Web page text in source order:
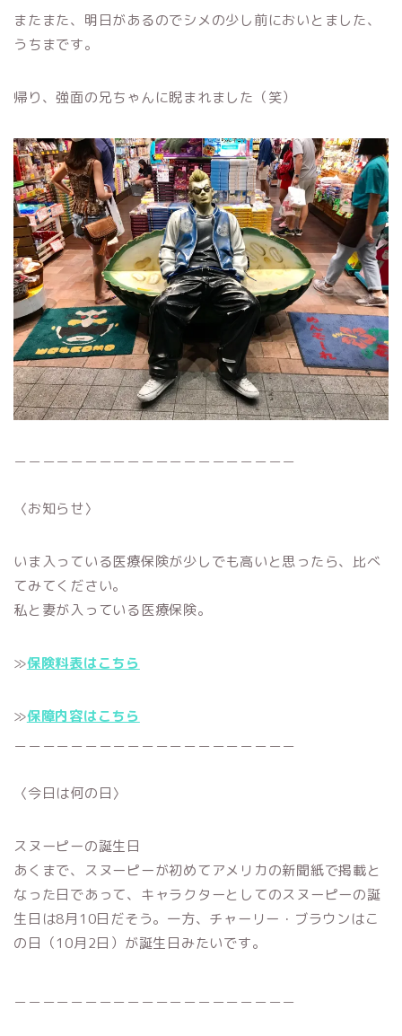
またまた、明日があるのでシメの少し前においとました、
うちまです。
帰り、強面の兄ちゃんに睨まれました（笑）
〈お知らせ〉
いま入っている医療保険が少しでも高いと思ったら、比べ
てみてください。
私と妻が入っている医療保険。
≫保険料表はこちら
≫保障内容はこちら
〈今日は何の日〉
スヌーピーの誕生日
あくまで、スヌーピーが初めてアメリカの新聞紙で掲載と
なった日であって、キャラクターとしてのスヌーピーの誕
生日は8月10日だそう。一方、チャーリー・ブラウンはこ
の日（10月2日）が誕生日みたいです。